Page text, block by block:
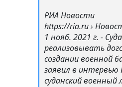
РИА Новости
https://ria.ru ›
1 нояб. 2021 г. -
реализовывать
создании военной
заявил в
суданский военный